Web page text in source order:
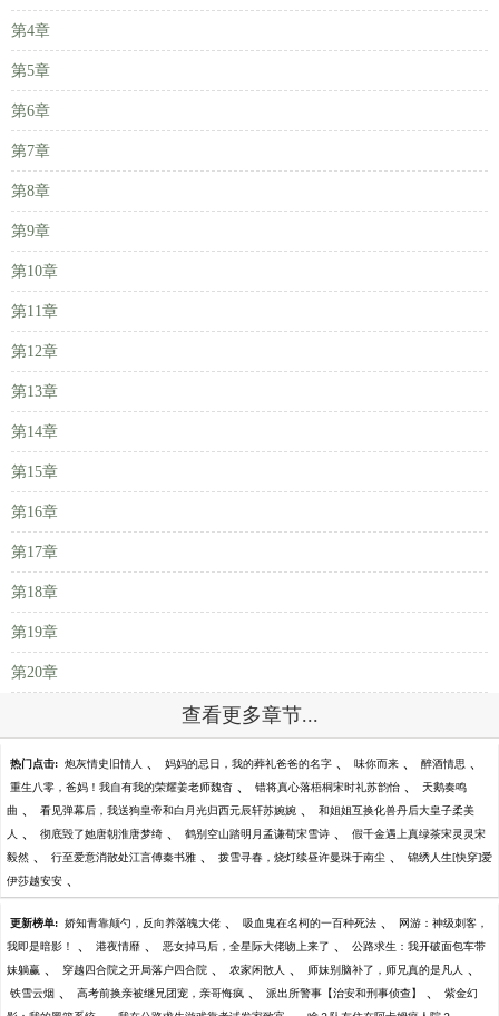
第4章
第5章
第6章
第7章
第8章
第9章
第10章
第11章
第12章
第13章
第14章
第15章
第16章
第17章
第18章
第19章
第20章
查看更多章节...
热门点击: 炮灰情史旧情人 、 妈妈的忌日，我的葬礼爸爸的名字 、 味你而来 、 醉酒情思 、
重生八零，爸妈！我自有我的荣耀姜老师魏杳 、 错将真心落梧桐宋时礼苏韵怡 、 天鹅奏鸣
曲 、 看见弹幕后，我送狗皇帝和白月光归西元辰轩苏婉婉 、 和姐姐互换化兽丹后大皇子柔美
人 、 彻底毁了她唐朝淮唐梦绮 、 鹤别空山踏明月孟谦荀宋雪诗 、 假千金遇上真绿茶宋灵灵宋
毅然 、 行至爱意消散处江言傅秦书雅 、 拨雪寻春，烧灯续昼许曼珠于南尘 、 锦绣人生[快穿]爱
伊莎越安安 、
更新榜单: 娇知青靠颠勺，反向养落魄大佬 、 吸血鬼在名柯的一百种死法 、 网游：神级刺客，
我即是暗影！ 、 港夜情靡 、 恶女掉马后，全星际大佬吻上来了 、 公路求生：我开破面包车带
妹躺赢 、 穿越四合院之开局落户四合院 、 农家闲散人 、 师妹别脑补了，师兄真的是凡人 、
铁雪云烟 、 高考前换亲被继兄团宠，亲哥悔疯 、 派出所警事【治安和刑事侦查】 、 紫金幻